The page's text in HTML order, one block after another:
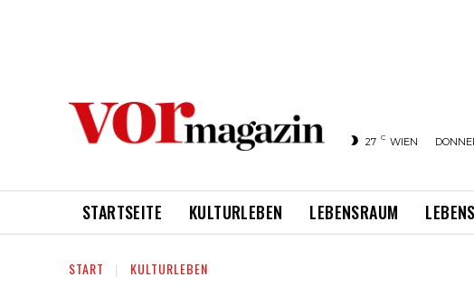
27 C WIEN
STARTSEITE KULTURLEBEN LEBENSRAUM
START KULTURLEBEN